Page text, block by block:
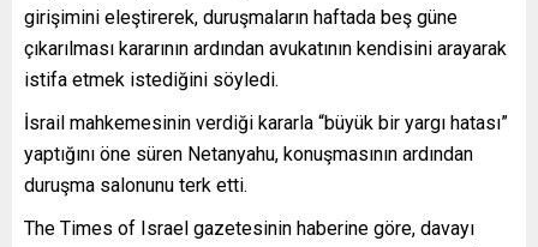
girişimini eleştirerek, duruşmaların haftada beş güne
çıkarılması kararının ardından avukatının kendisini arayarak
istifa etmek istediğini söyledi.
İsrail mahkemesinin verdiği kararla “büyük bir yargı hatası”
yaptığını öne süren Netanyahu, konuşmasının ardından
duruşma salonunu terk etti.
The Times of Israel gazetesinin haberine göre, davayı